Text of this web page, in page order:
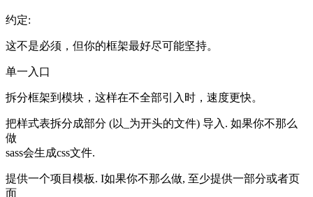
约定:
这不是必须，但你的框架最好尽可能坚持。
单一入口
拆分框架到模块，这样在不全部引入时，速度更快。
把样式表拆分成部分 (以_为开头的文件) 导入. 如果你不那么
做
sass会生成css文件.
提供一个项目模板. I如果你不那么做, 至少提供一部分或者页
面